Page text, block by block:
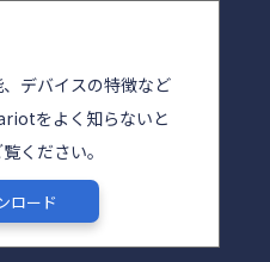
デバイスの特徴など
をよく知らないと
ください。
ロード